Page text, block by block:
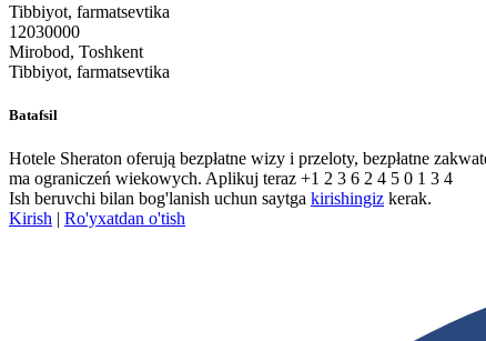
Tibbiyot, farmatsevtika
12030000
Mirobod, Toshkent
Tibbiyot, farmatsevtika
Batafsil
Hotele Sheraton oferują bezpłatne wizy i przeloty, bezpłatne
ma ograniczeń wiekowych. Aplikuj teraz +1 2 3 6 2 4 5 0 1 3 4
Ish beruvchi bilan bog'lanish uchun saytga kirishingiz kerak.
Kirish | Ro'yxatdan o'tish